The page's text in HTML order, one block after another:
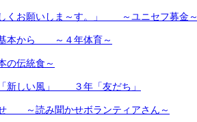
しくお願いしま～す。」 ～ユニセフ募金～
基本から ～４年体育～
伝統食～
新しい風」 ３年「友だち」
～読み聞かせボランティアさん～